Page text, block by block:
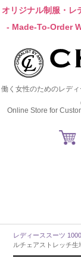
オリジナル制服・レ
- Made-To-Order
働く女性のためのレデ
Online Store for
レディーススーツ
ルチェアストレッチ